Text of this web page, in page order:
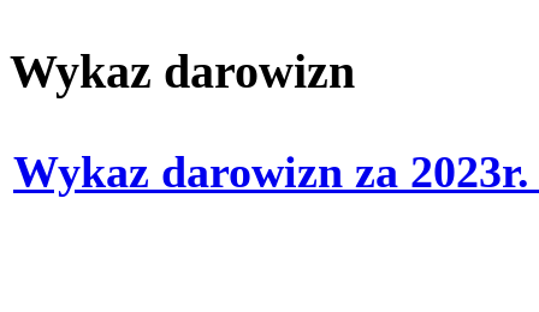
Wykaz darowizn
Wykaz darowizn za